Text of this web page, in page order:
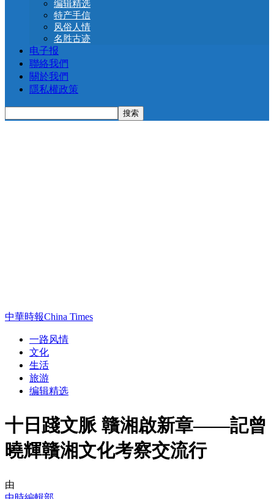
编辑精选
特产手信
风俗人情
名胜古迹
电子报
聯絡我們
關於我們
隱私權政策
中華時報China Times
一路风情
文化
生活
旅游
编辑精选
十日踐文脈 贛湘啟新章——記曾
曉輝贛湘文化考察交流行
由